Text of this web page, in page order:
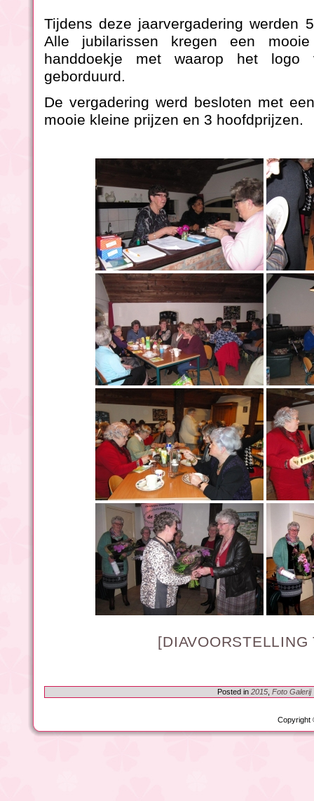
Tijdens deze jaarvergadering werden
Alle jubilarissen kregen een
handdoekje met waarop het logo
geborduurd.
De vergadering werd besloten met
mooie kleine prijzen en 3 hoofdprijzen.
[DIAVOORSTELLING
Posted in 2015 Foto Galerij
Copyright